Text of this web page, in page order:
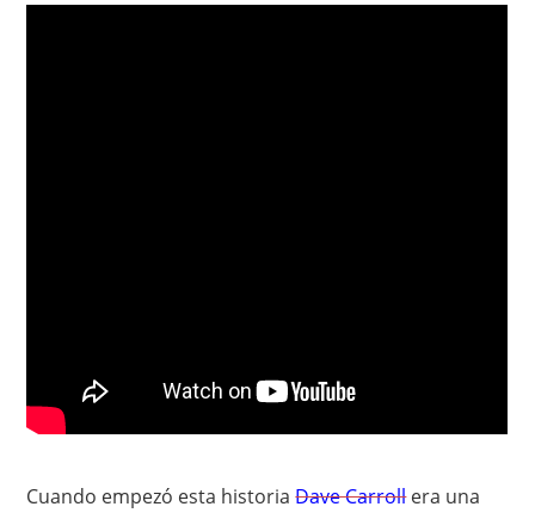
Cuando empezó esta historiaDave Carrollera una